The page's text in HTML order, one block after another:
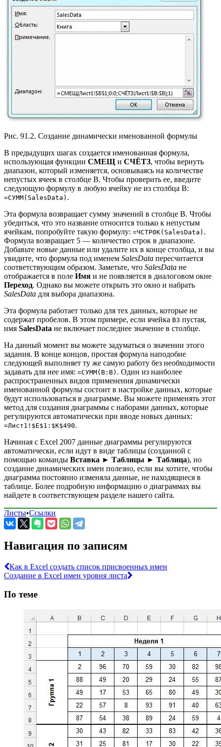
Рис. 91.2. Создание динамически именованной формулы
В предыдущих шагах создается именованная формула,
использующая функции СМЕЩ и СЧЁТЗ, чтобы вернуть
диапазон, который изменяется, основываясь на количестве
непустых ячеек в столбце В. Чтобы проверить ее, введите
следующую формулу в любую ячейку не из столбца В:
=CУMM(SalesData) .
Эта формула возвращает сумму значений в столбце В. Чтобы
убедиться, что это название относится только к непустым
ячейкам, попробуйте такую формулу: =ЧCTP0K(SalesData) .
Формула возвращает 5 — количество строк в диапазоне.
Добавьте новые данные или удалите их в конце столбца, и вы
увидите, что формула под именем SalesData пересчитается
соответствующим образом. Заметьте, что SalesData не
отображается в поле Имя и не появляется в диалоговом окне
Переход. Однако вы можете открыть это окно и набрать
SalesData для выбора диапазона.
Эта формула работает только для тех данных, которые не
содержат пробелов. В этом примере, если ячейка В3 пустая,
имя SalesData не включает последнее значение в столбце.
На данный момент вы можете задуматься о значении этого
задания. В конце концов, простая формула наподобие
следующей выполняет ту же самую работу без необходимости
задавать для нее имя: =СУММ(В:В) . Один из наиболее
распространенных видов применения динамически
именованной формулы состоит в настройке данных, которые
будут использоваться в диаграмме. Вы можете применять этот
метод для создания диаграммы с наборами данных, которые
регулируются автоматически при вводе новых данных:
=Лист1!$Е$1:$К$490.
Начиная с Excel 2007 данные диаграммы регулируются
автоматически, если идут в виде таблицы (созданной с
помощью команды Вставка ► Таблицы ► Таблица), но
создание динамических имен полезно, если вы хотите, чтобы
диаграмма постоянно изменяла данные, не находящиеся в
таблице. Более подробную информацию о диаграммах вы
найдете в соответствующем разделе нашего сайта.
Листы•Ссылки
Навигация по записям
Как в Excel создать список присвоенных имен
Создание в Excel имен уровня листа
По теме